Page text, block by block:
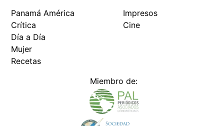
Panamá América
Crítica
Día a Día
Mujer
Recetas
Impresos
Cine
Miembro de: